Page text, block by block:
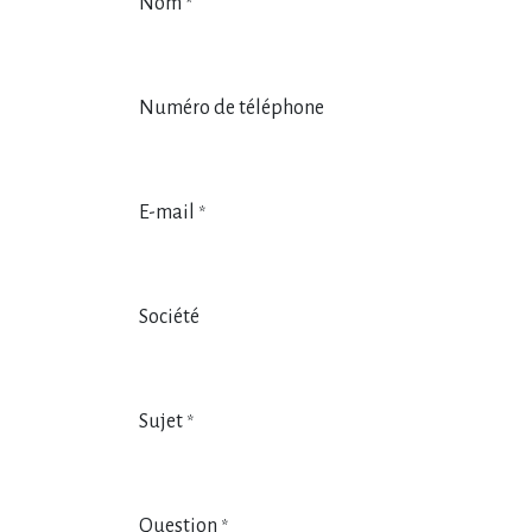
*
Numéro de téléphone
E-mail *
Société
Sujet *
Question *